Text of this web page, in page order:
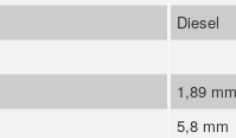
Diesel
1,89 mm
5,8 mm